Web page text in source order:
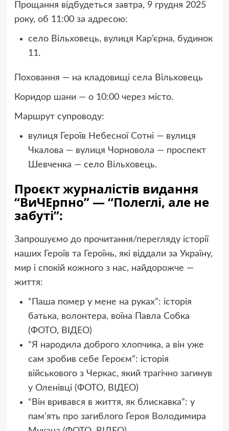
Прощання відбудеться завтра, 9 грудня 2025
року, об 11:00 за адресою:
село Вільховець, вулиця Кар’єрна, будинок
11.
Поховання — на кладовищі села Вільховець
Коридор шани — о 10:00 через місто.
Маршрут супроводу:
вулиця Героїв Небесної Сотні — вулиця
Чкалова — вулиця Чорновола — проспект
Шевченка — село Вільховець.
Проєкт журналістів видання
“ВиЧЕрпно” — “Полеглі, але не
забуті”:
Запрошуємо до прочитання/перегляду історії
наших Героїв та Героїнь, які віддали за Україну,
мир і спокій кожного з нас, найдорожче —
життя:
“Паша помер у мене на руках”: історія
батька, волонтера, воїна Павла Собка
(ФОТО, ВІДЕО)
“Я народила доброго хлопчика, а він уже
сам зробив себе Героєм”: історія
військового з Черкас, який трагічно загинув
у Оленівці (ФОТО, ВІДЕО)
“Він вривався в життя, як блискавка”: у
памʼять про загиблого Героя Володимира